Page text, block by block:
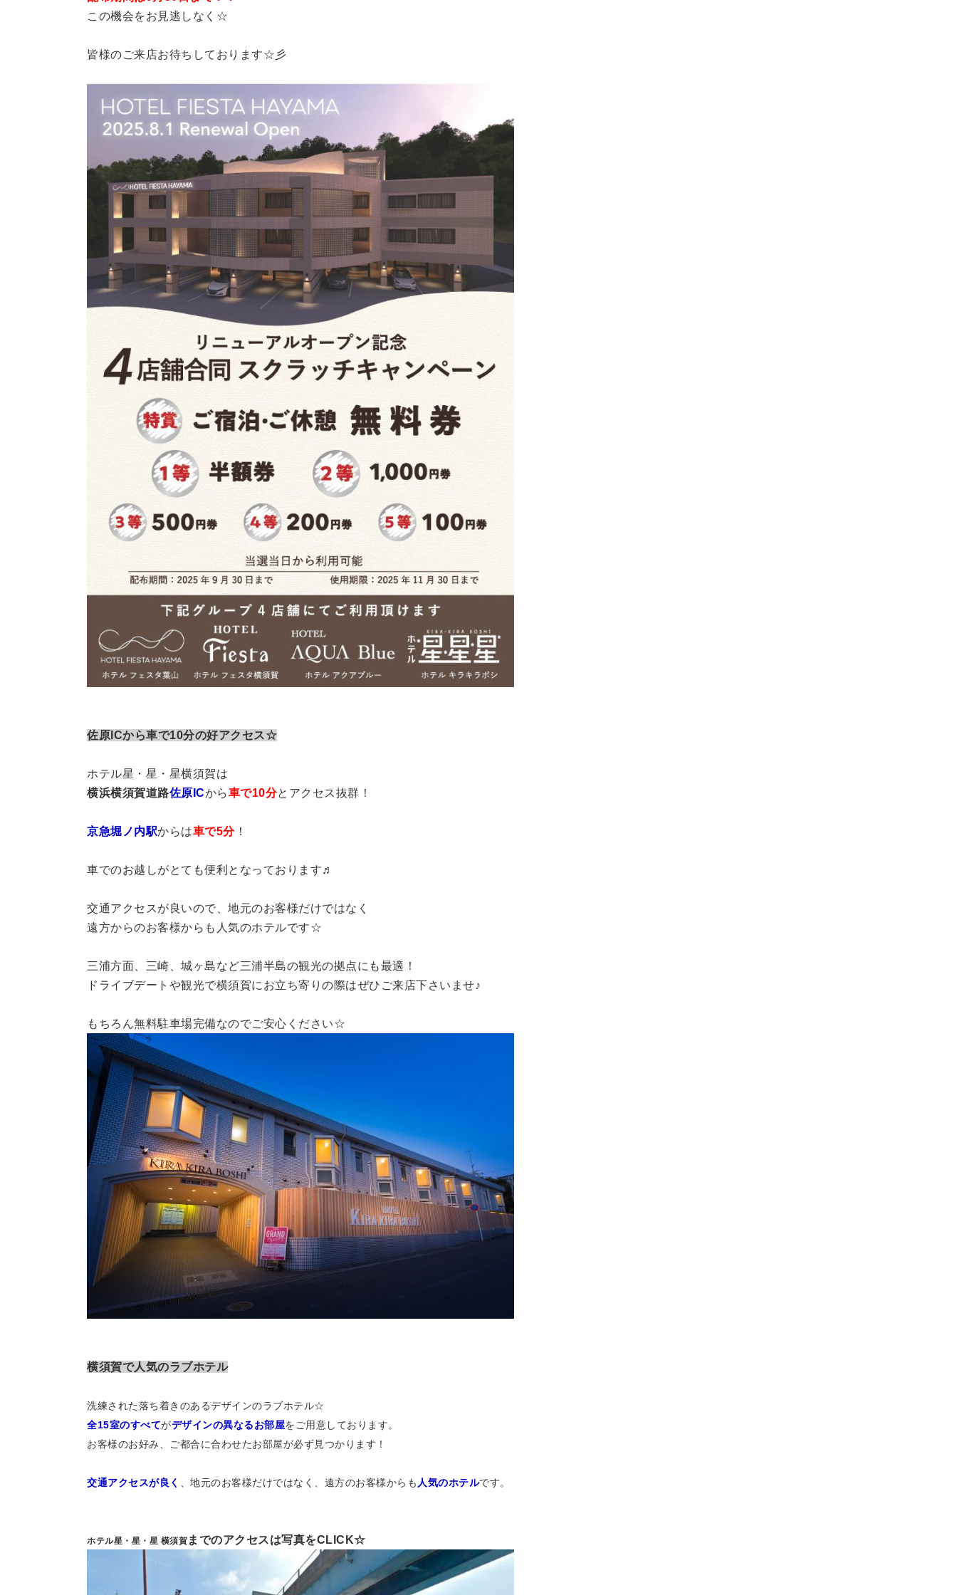
この機会をお見逃しなく☆
皆様のご来店お待ちしております☆彡
佐原ICから車で10分の好アクセス☆
ホテル星・星・星横須賀は
横浜横須賀道路佐原ICから車で10分とアクセス抜群！
京急堀ノ内駅からは車で5分！
車でのお越しがとても便利となっております♬
交通アクセスが良いので、地元のお客様だけではなく
遠方からのお客様からも人気のホテルです☆
三浦方面、三崎、城ヶ島など三浦半島の観光の拠点にも最適！
ドライブデートや観光で横須賀にお立ち寄りの際はぜひご来店下さいませ♪
もちろん無料駐車場完備なのでご安心ください☆
横須賀で人気のラブホテル
洗練された落ち着きのあるデザインのラブホテル☆
全15室のすべてがデザインの異なるお部屋をご用意しております。
お客様のお好み、ご都合に合わせたお部屋が必ず見つかります！
交通アクセスが良く 、地元のお客様だけではなく、遠方のお客様からも 人気のホテルです。
ホテル星・星・星 横須賀 までのアクセスは写真をCLICK☆